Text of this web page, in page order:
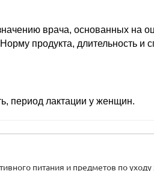
врача, основанных на
продукта, длительность и
период лактации у женщин.
питания и предметов по уходу